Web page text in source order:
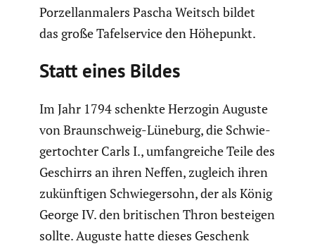
Porzel­lan­ma­lers Pascha Weitsch bildet
das große Tafel­ser­vice den Höhepunkt.
Statt eines Bildes
Im Jahr 1794 schenkte Herzogin Auguste
von Braun­schweig-Lüneburg, die Schwie­
ger­tochter Carls I., umfang­reiche Teile des
Geschirrs an ihren Neffen, zugleich ihren
zukünf­tigen Schwie­ger­sohn, der als König
George IV. den briti­schen Thron besteigen
sollte. Auguste hatte dieses Geschenk